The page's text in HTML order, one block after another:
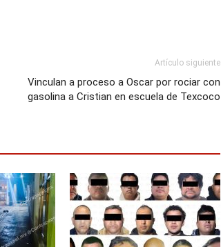
Artículo siguiente
Vinculan a proceso a Oscar por rociar con
gasolina a Cristian en escuela de Texcoco